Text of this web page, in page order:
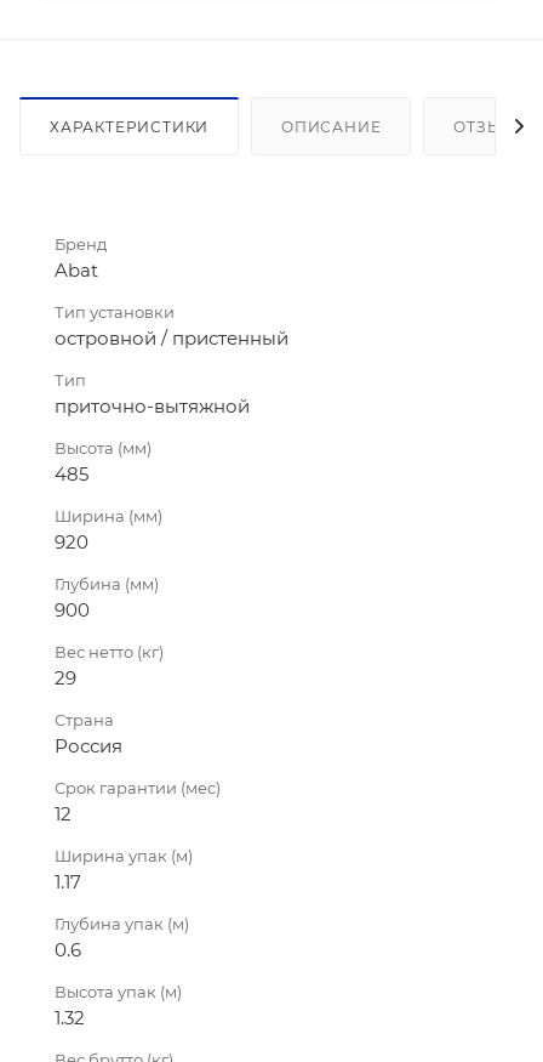
ХАРАКТЕРИСТИКИ ОПИСАНИЕ ОТЗЫВЫ
Бренд
Abat
Тип установки
островной / пристенный
Тип
приточно-вытяжной
Высота (мм)
485
Ширина (мм)
920
Глубина (мм)
900
Вес нетто (кг)
29
Страна
Россия
Срок гарантии (мес)
12
Ширина упак (м)
1.17
Глубина упак (м)
0.6
Высота упак (м)
1.32